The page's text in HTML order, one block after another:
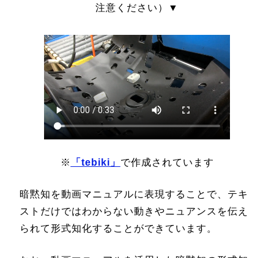
注意ください）▼
※ 「tebiki」 で作成されています
暗黙知を動画マニュアルに表現することで、テキ
ストだけではわからない動きやニュアンスを伝え
られて形式知化することができています。